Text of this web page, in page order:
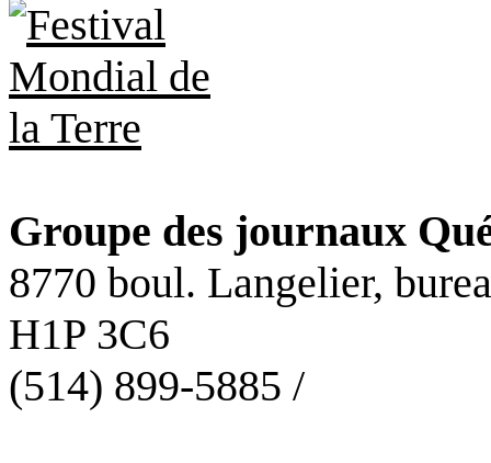
Groupe des journaux
8770 boul. Langelier,
H1P 3C6
(514) 899-5885 /